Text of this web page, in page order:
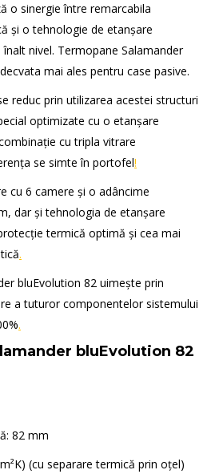
o sinergie între remarcabila
şi o tehnologie de etanşare
nivel. Termopane Salamander
mai ales pentru case pasive.
reduc prin utilizarea acestei structuri
optimizate cu o etanşare
cu tripla vitrare
se simte în portofel!
cu 6 camere şi o adâncime
dar şi tehnologia de etanşare
termică optimă şi cea mai
.
bluEvolution 82 uimeşte prin
a tuturor componentelor sistemului
.
bluEvolution 82
82 mm
(cu separare termică prin oţel)